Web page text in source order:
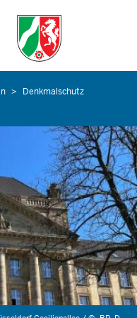
Inhalt
HAUPTMENÜ
Denkmalschutz